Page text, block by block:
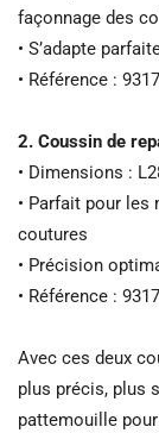
façonnage des
• S’adapte
• Référence :
2. Coussin de
• Dimensions :
• Parfait pour
coutures
• Précision
• Référence :
Avec ces deux
plus précis, plus
pattemouille